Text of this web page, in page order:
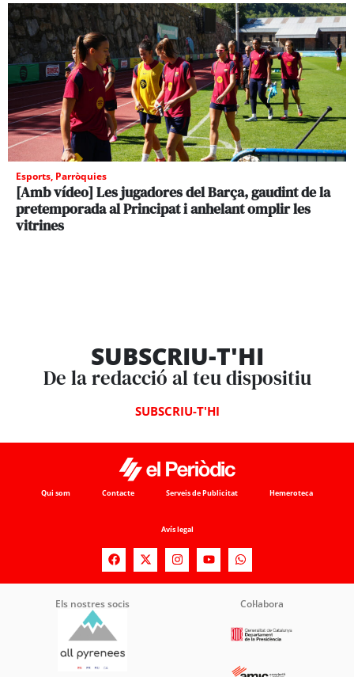
Esports, Parròquies
[Amb vídeo] Les jugadores del Barça, gaudint de la
pretemporada al Principat i anhelant omplir les
vitrines
SUBSCRIU-T'HI
De la redacció al teu dispositiu
SUBSCRIU-T'HI
Qui som Contacte Serveis de Publicitat Hemeroteca
Avís legal
Els nostres socis Col·labora